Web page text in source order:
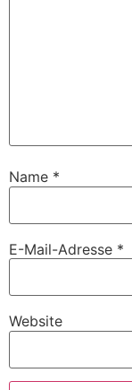
Name *
E-Mail-Adresse *
Website